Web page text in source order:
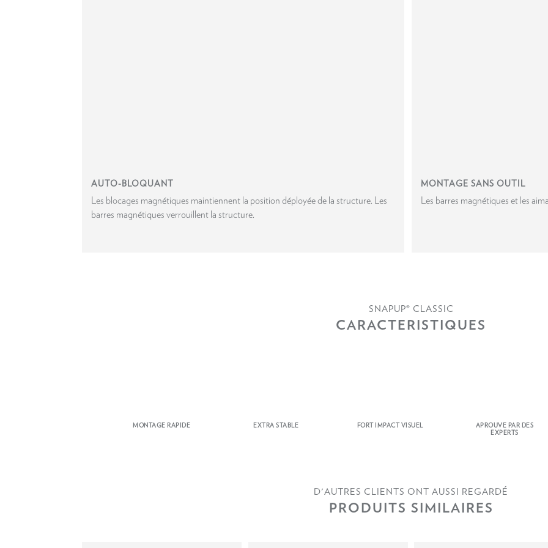
AUTO-BLOQUANT
Les blocages magnétiques maintiennent la position déployée de la structure. Les
barres magnétiques verrouillent la structure.
MONTAGE SANS OUTIL
Les barres magnétiques et les
SNAPUP® CLASSIC
CARACTERISTIQUES
MONTAGE RAPIDE EXTRA STABLE FORT IMPACT VISUEL
APROUVE PAR DES
EXPERTS
D'AUTRES CLIENTS ONT AUSSI REGARDÉ
PRODUITS SIMILAIRES